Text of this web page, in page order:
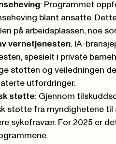
: Programmet
blant ansatte.
på arbeidsplassen, noe
vernetjenesten: IA-
spesielt i private
støtten og veiledningen
utfordringer.
støtte: Gjennom
støtte fra myndighetene
sykefravær. For 2025 er